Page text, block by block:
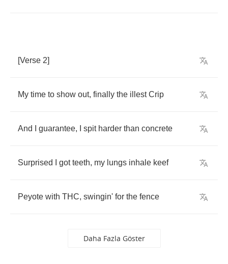
[Verse 2]
My time to show out, finally the illest Crip
And guarantee, spit harder than concrete
Surprised got teeth, my lungs inhale keef
Peyote with THC, swingin' for the fence
Daha Fazla Göster